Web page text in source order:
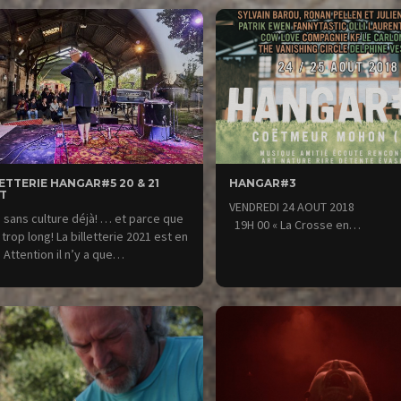
HANGAR#5 20 & 21
sans culture déjà! … et parce que
trop long! La billetterie 2021 est en
Attention il n’y a que…
HANGAR#3
VENDREDI 24 AOUT
19H 00 « La Crosse en…